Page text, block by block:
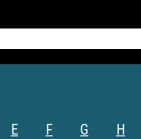
E F G H